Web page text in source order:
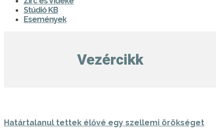
Stúdió KB
Események
Vezércikk
Határtalanul tettek élővé egy szellemi örökséget